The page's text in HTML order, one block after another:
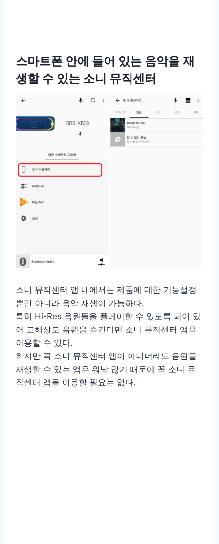
스마트폰 안에 들어 있는 음악을 재
생할 수 있는 소니 뮤직센터
소니 뮤직센터 앱 내에서는 제품에 대한 기능설정
뿐만 아니라 음악 재생이 가능하다.
특히 Hi-Res 음원들을 플레이할 수 있도록 되어 있
어 고해상도 음원을 즐긴다면 소니 뮤직센터 앱을
이용할 수 있다.
하지만 꼭 소니 뮤직센터 앱이 아니더라도 음원을
재생할 수 있는 앱은 워낙 많기 때문에 꼭 소니 뮤
직센터 앱을 이용할 필요는 없다.